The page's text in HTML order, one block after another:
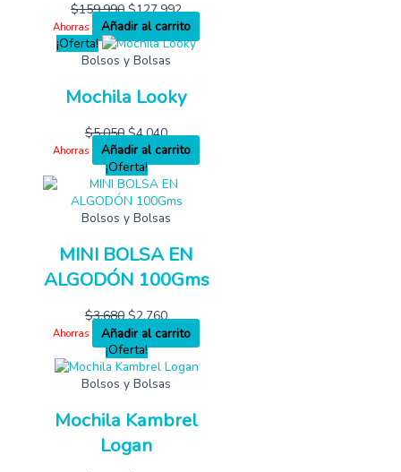
$159,990 $127,992
Ahorras
Añadir al carrito
¡Oferta!
Bolsos y Bolsas
Mochila Looky
$5,050 $4,040
Ahorras
Añadir al carrito
¡Oferta!
Bolsos y Bolsas
MINI BOLSA EN
ALGODÓN 100Gms
$3,680 $2,760
Ahorras
Añadir al carrito
¡Oferta!
Bolsos y Bolsas
Mochila Kambrel
Logan